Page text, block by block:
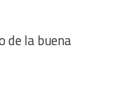
de la buena